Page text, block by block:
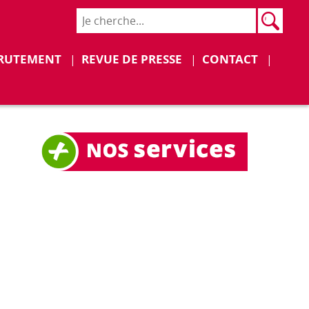
Déplier
REVUE DE PRESSE Déplier
CONTACT